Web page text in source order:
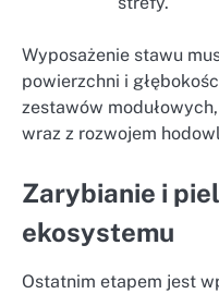
Wyposażenie stawu
powierzchni i
zestawów
wraz z rozwojem
Zarybianie i
ekosystemu
Ostatnim etapem jest